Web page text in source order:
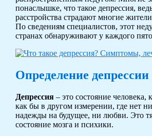
понаслышке, что такое депрессия,
расстройства страдают многие
По сведениям специалистов, этот
странах обнаруживают у каждого
Определение депрессии
Депрессия– это состояние человека,
как бы в другом измерении, где нет
надежды на будущее, ни любви. Это
состояние мозга и психики.